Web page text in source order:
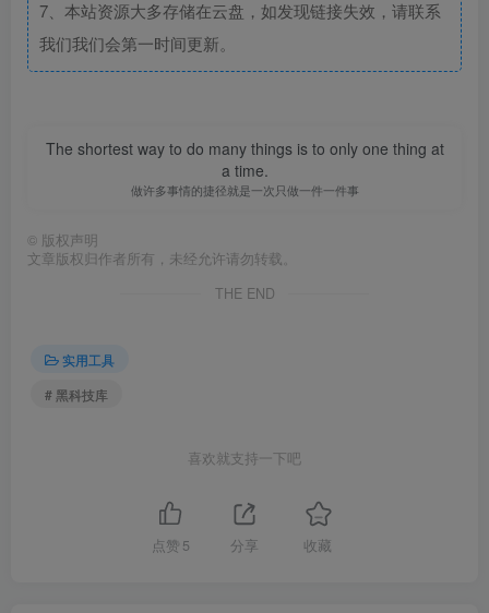
7、本站资源大多存储在云盘，如发现链接失效，请联系
我们我们会第一时间更新。
The shortest way to do many things is to only one thing at
a time.
做许多事情的捷径就是一次只做一件一件事
© 版权声明
文章版权归作者所有，未经允许请勿转载。
THE END
实用工具
# 黑科技库
喜欢就支持一下吧
点赞 5 分享 收藏